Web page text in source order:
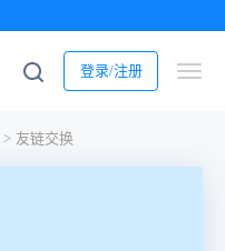
登录/注册
> 友链交换